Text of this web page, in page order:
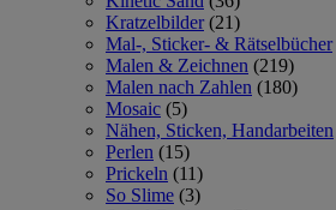
Kratzelbilder (21)
Mal-, Sticker- & Rätselbücher
Malen & Zeichnen (219)
Malen nach Zahlen (180)
Mosaic (5)
Nähen, Sticken, Handarbeiten
Perlen (15)
Prickeln (11)
So Slime (3)